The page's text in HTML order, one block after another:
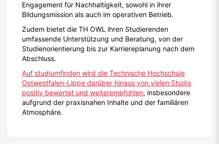
Engagement für Nachhaltigkeit, sowohl in ihrer
Bildungsmission als auch im operativen Betrieb.
Zudem bietet die TH OWL ihren Studierenden
umfassende Unterstützung und Beratung, von der
Studienorientierung bis zur Karriereplanung nach dem
Abschluss.
Auf studiumfinden wird die Technische Hochschule
Ostwestfalen-Lippe darüber hinaus von vielen Studis
positiv bewertet und weiterempfohlen, insbesondere
aufgrund der praxisnahen Inhalte und der familiären
Atmosphäre.